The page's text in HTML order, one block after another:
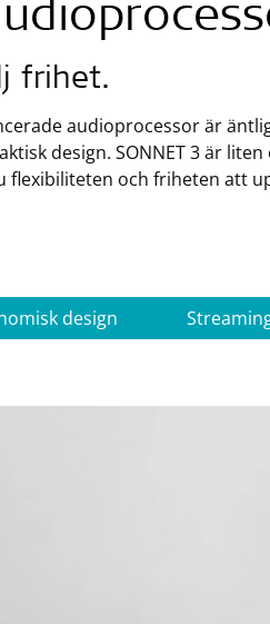
frihet.
audioprocessor är
design. SONNET 3 är
flexibiliteten och friheten att
design